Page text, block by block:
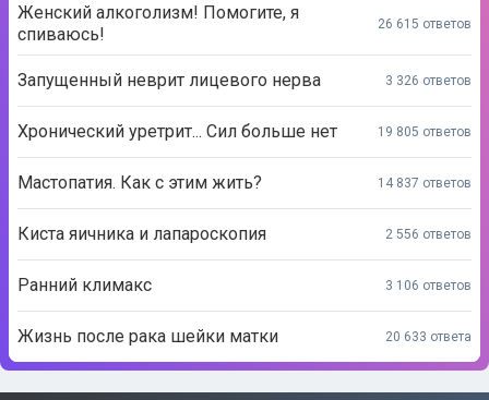
Женский алкоголизм! Помогите, я
спиваюсь!
26 615 ответов
Запущенный неврит лицевого нерва 3 326 ответов
Хронический уретрит... Сил больше нет 19 805 ответов
Мастопатия. Как с этим жить? 14 837 ответов
Киста яичника и лапароскопия 2 556 ответов
Ранний климакс 3 106 ответов
Жизнь после рака шейки матки 20 633 ответа